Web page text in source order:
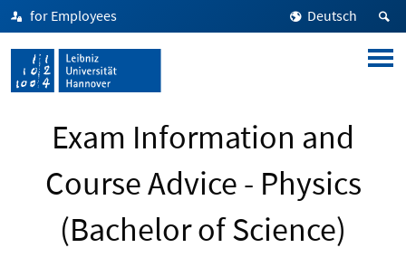
for Employees Deutsch
Exam Information and
Course Advice - Physics
(Bachelor of Science)